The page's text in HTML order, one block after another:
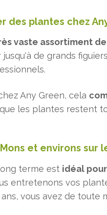
des plantes chez
vaste assortiment
de grands
Any Green, cela
les plantes restent
et environs sur
terme est idéal
entretenons vos
ans, vous avez de